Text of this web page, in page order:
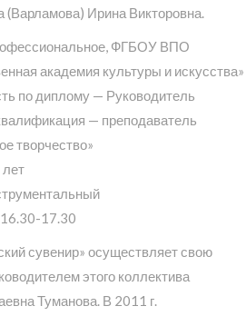
(Варламова) Ирина Викторовна.
ФГБОУ ВПО
академия культуры и искусства»
по диплому — Руководитель
— преподаватель
творчество»
лет
16.30-17.30
сувенир» осуществляет свою
этого коллектива
Туманова. В 2011 г.